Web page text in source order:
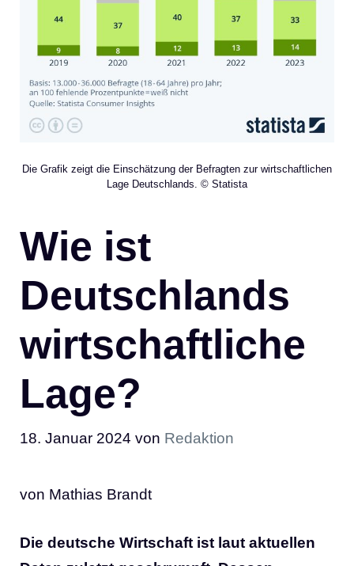
Die Grafik zeigt die Einschätzung der Befragten zur wirtschaftlichen
Lage Deutschlands. © Statista
Wie ist
Deutschlands
wirtschaftliche
Lage?
18. Januar 2024 von Redaktion
von Mathias Brandt
Die deutsche Wirtschaft ist laut aktuellen